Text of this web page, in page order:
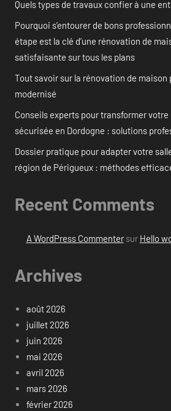
Quels types de travaux confier à une
Pourquoi s’entourer de bons
étape est la clé d’une rénovation de
satisfaisante sur tous les plans
Tout savoir sur la rénovation de maison
modernisé
Conseils experts pour transformer
sécurisée en Dordogne : solutions
Dossier pratique pour adapter votre
région de Périgueux : méthodes
Recent Comments
A WordPress Commentersur Hello
Archives
août 2026
juillet 2026
juin 2026
mai 2026
avril 2026
mars 2026
février 2026